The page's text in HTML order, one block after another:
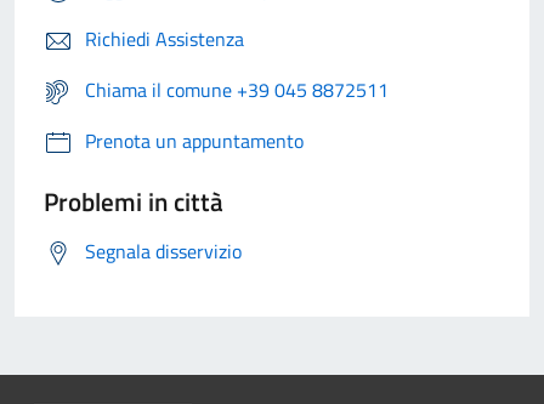
Richiedi Assistenza
Chiama il comune +39 045 8872511
Prenota un appuntamento
Problemi in città
Segnala disservizio